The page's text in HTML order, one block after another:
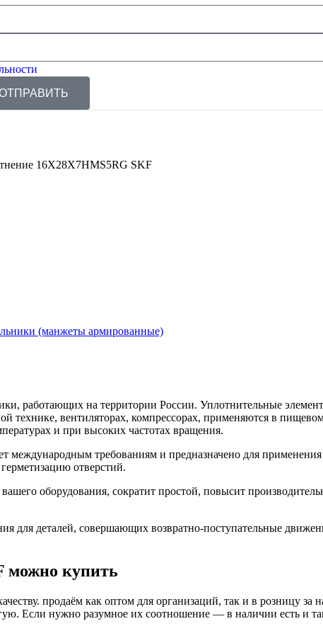
16X28X7HMS5RG SKF
(манжеты армированные)
работающих на территории России. Уплотнительные
технике, вентиляторах, компрессорах, применяются в
и при высоких частотах вращения.
международным требованиям и предназначено для
отверстий.
оборудования, сократит простой, повысит
деталей, совершающих возвратно-поступательные
можно купить
продаём как оптом для организаций, так и в розницу
Если нужно разумное их соотношение — в наличии есть и